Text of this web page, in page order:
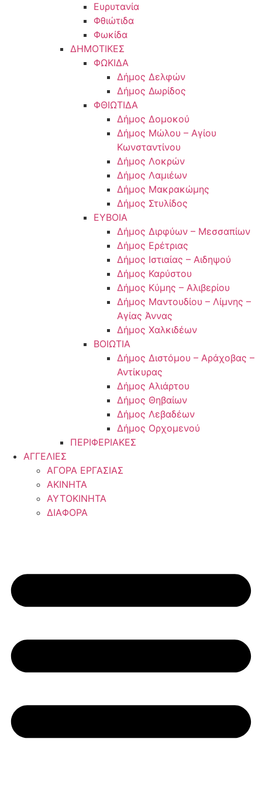
Ευρυτανία
Φθιώτιδα
Φωκίδα
ΔΗΜΟΤΙΚΕΣ
ΦΩΚΙΔΑ
Δήμος Δελφών
Δήμος Δωρίδος
ΦΘΙΩΤΙΔΑ
Δήμος Δομοκού
Δήμος Μώλου – Αγίου
Κωνσταντίνου
Δήμος Λοκρών
Δήμος Λαμιέων
Δήμος Μακρακώμης
Δήμος Στυλίδος
ΕΥΒΟΙΑ
Δήμος Διρφύων – Μεσσαπίων
Δήμος Ερέτριας
Δήμος Ιστιαίας – Αιδηψού
Δήμος Καρύστου
Δήμος Κύμης – Αλιβερίου
Δήμος Μαντουδίου – Λίμνης –
Αγίας Άννας
Δήμος Χαλκιδέων
ΒΟΙΩΤΙΑ
Δήμος Διστόμου – Αράχοβας –
Αντίκυρας
Δήμος Αλιάρτου
Δήμος Θηβαίων
Δήμος Λεβαδέων
Δήμος Ορχομενού
ΠΕΡΙΦΕΡΙΑΚΕΣ
ΑΓΓΕΛΙΕΣ
ΑΓΟΡΑ ΕΡΓΑΣΙΑΣ
ΑΚΙΝΗΤΑ
ΑΥΤΟΚΙΝΗΤΑ
ΔΙΑΦΟΡΑ